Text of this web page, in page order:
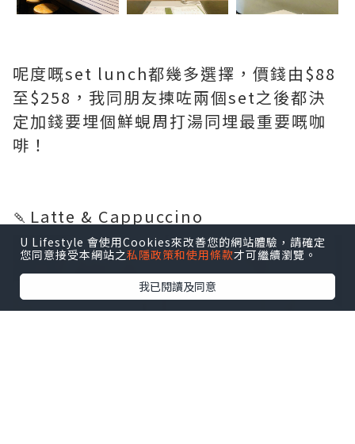
呢度嘅set lunch都幾多選擇，價錢由$88
至$258，我同朋友揀咗兩個set之後都決
定加錢要埋個鮮蜆周打湯同埋最重要嘅咖
啡！
🍡Latte & Cappuccino
U Lifestyle 會使用Cookies來改善您的網站體驗，請確定
您同意接受本網站之私隱政策和使用條款才可繼續瀏覽。
我已閱讀及同意